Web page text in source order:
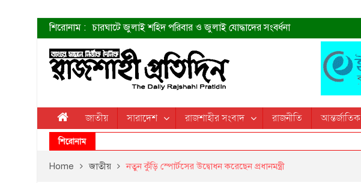
শিরোনাম : চারঘাটে জুলাই শহিদ পরিবার ও জুলাই যোদ্ধাদের সংবর্ধনা
শহীদদের প্রত্যাশা এখনো পূরণ হয়নি: ডা. শফিকুর রহমান
ত্বক ভালো রাখতে যে ৫ কাজ করবেন
জুলাই স্মৃতি জাদুঘরের দুয়ার খুলেছে উদ্বোধন করলেন প্রধানমন্ত্রী
শাহরুখের নতুন সিনেমার লুক
কোয়ার্টার ফাইনালে নেইমারের দুর্দান্ত অ্যাসিস্টে সান্তোস
ডেনিস লিয়ামিন রাশিয়ার ড্রোন বাহিনীর প্রধান হলেন
জুলাই শহিদদের আত্মত্যাগ জাতি চিরকাল শ্রদ্ধার সাথে স্মরণ করবে: ভূমিমন্ত্রী
জাতীয় সারাদেশ রাজশাহীর সংবাদ রাজনীতি আন্তর্জাতিক
শিরোনাম
Home জাতীয় নতুন কুঁড়ি স্পোর্টসের উদ্বোধন করেছেন প্রধানমন্ত্রী